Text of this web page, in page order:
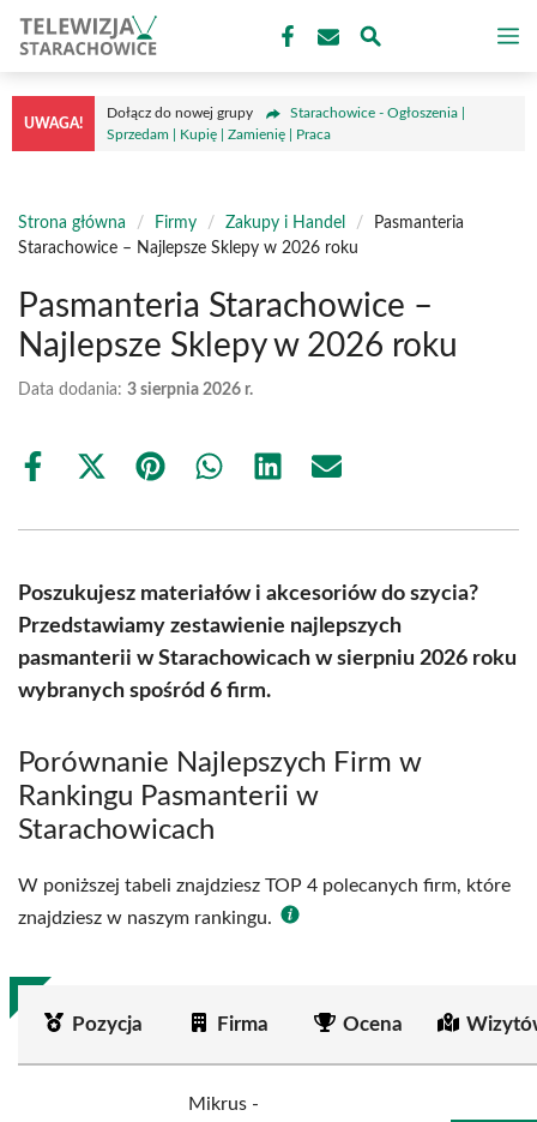
treści
UWAGA!
Dołącz do nowej grupy
Starachowice - Ogłoszenia |
Sprzedam | Kupię | Zamienię | Praca
Strona główna / Firmy / Zakupy i Handel /
Pasmanteria
Starachowice – Najlepsze Sklepy w 2026 roku
Pasmanteria Starachowice –
Najlepsze Sklepy w 2026 roku
Data dodania: 3 sierpnia 2026 r.
Share
Share
(Twitter)
Share Share Share Share
Poszukujesz materiałów i akcesoriów do szycia?
Przedstawiamy zestawienie najlepszych
pasmanterii w Starachowicach w sierpniu 2026 roku
wybranych spośród 6 firm.
Porównanie Najlepszych Firm w
Rankingu Pasmanterii w
Starachowicach
W poniższej tabeli znajdziesz TOP 4 polecanych firm, które
znajdziesz w naszym rankingu.
Pozycja Firma Ocena
Mikrus -